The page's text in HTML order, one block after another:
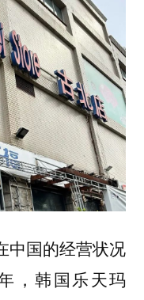
中国的经营状况
，韩国乐天玛